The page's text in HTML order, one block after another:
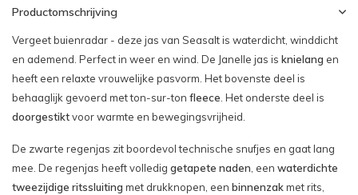
Productomschrijving
Vergeet buienradar - deze jas van Seasalt is waterdicht, winddicht
en ademend. Perfect in weer en wind. De Janelle jas is knielang en
heeft een relaxte vrouwelijke pasvorm. Het bovenste deel is
behaaglijk gevoerd met ton-sur-ton fleece. Het onderste deel is
doorgestiktvoor warmte en bewegingsvrijheid.
De zwarte regenjas zit boordevol technische snufjes en gaat lang
mee. De regenjas heeft volledig getapete naden, een waterdichte
tweezijdige ritssluiting met drukknopen, een binnenzakmet rits,